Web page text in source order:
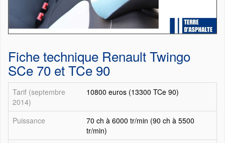
Fiche technique Renault Twingo
SCe 70 et TCe 90
Tarif (septembre
2014)
10800 euros (13300 TCe 90)
Puissance
70 ch à 6000 tr/min (90 ch à 5500
tr/min)